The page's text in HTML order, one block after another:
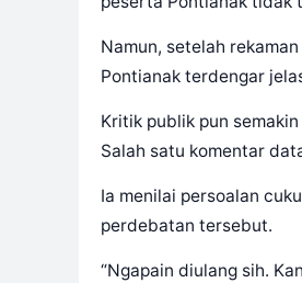
Namun, setelah
Pontianak terdengar
Kritik publik pun
Salah satu komentar
Ia menilai persoalan
perdebatan tersebut.
“Ngapain diulang sih.